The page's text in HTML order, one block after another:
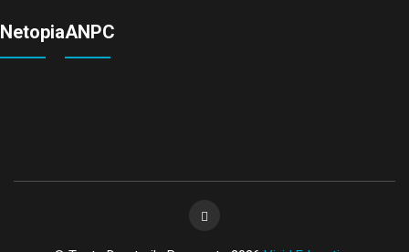
NetopiaANPC